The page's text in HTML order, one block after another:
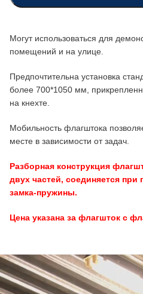
Могут использоваться для
помещений и на улице.
Предпочтительна установка
более 700*1050 мм,
на кнехте.
Мобильность флагштока
месте в зависимости от задач.
Разборная конструкция
двух частей, соединяется
замка-пружины.
Цена указана за флагшток с